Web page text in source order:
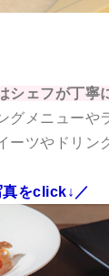
シェフが丁寧
グメニューや
ーツやドリン
真をclick↓／